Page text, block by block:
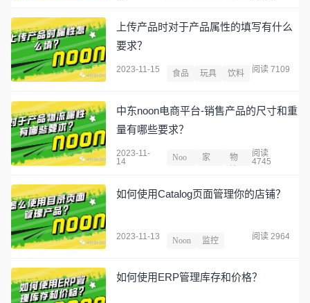
上传产品时对于产品属性的填写有什么
要求？
2023-11-15 食品 玩具 饮料 阅读 7109
中东noon电商平台-销售产品的尺寸和重
量有哪些要求？
2023-11-
14
Noo
家
物
阅读
4745
如何使用Catalog页面管理你的店铺？
2023-11-13 Noon 监控 阅读 2964
如何使用ERP管理库存和价格？